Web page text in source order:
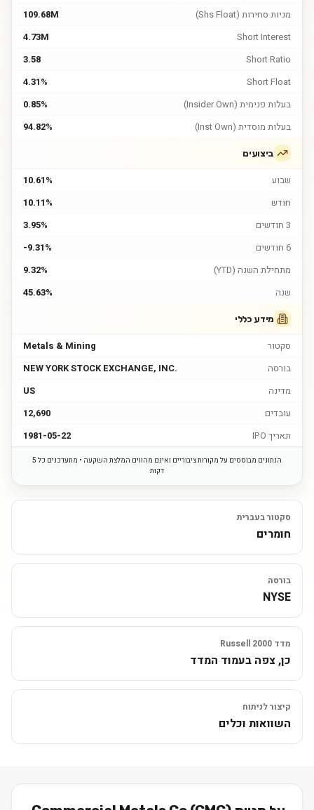
מניות סחירות (Shs Float)
109.68M
Short Interest
4.73M
Short Ratio
3.58
Short Float
4.31%
בעלות פנימית (Insider Own)
0.85%
בעלות מוסדית (Inst Own)
94.82%
ביצועים
שבוע
10.61%
חודש
10.11%
3 חודשים
3.95%
6 חודשים
-9.31%
מתחילת השנה (YTD)
9.32%
שנה
45.63%
מידע כללי
סקטור
Metals & Mining
בורסה
NEW YORK STOCK EXCHANGE, INC.
מדינה
US
עובדים
12,690
תאריך IPO
1981-05-22
הנתונים מבוססים על מקורות ציבוריים ואינם מהווים המלצת השקעה • מתעדכנים כל 5
דקות
סקטור בעברית
חומרים
בורסה
NYSE
מדד Russell 2000
כן, צפה בעמוד המדד
קיצור לניתוח
השוואות וכלים